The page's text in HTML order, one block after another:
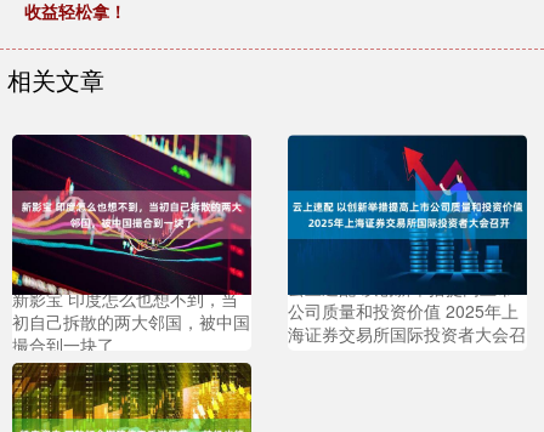
收益轻松拿！
相关文章
新影宝 印度怎么也想不到，当
初自己拆散的两大邻国，被中国
撮合到一块了
云上速配 以创新举措提高上市
公司质量和投资价值 2025年上
海证券交易所国际投资者大会召